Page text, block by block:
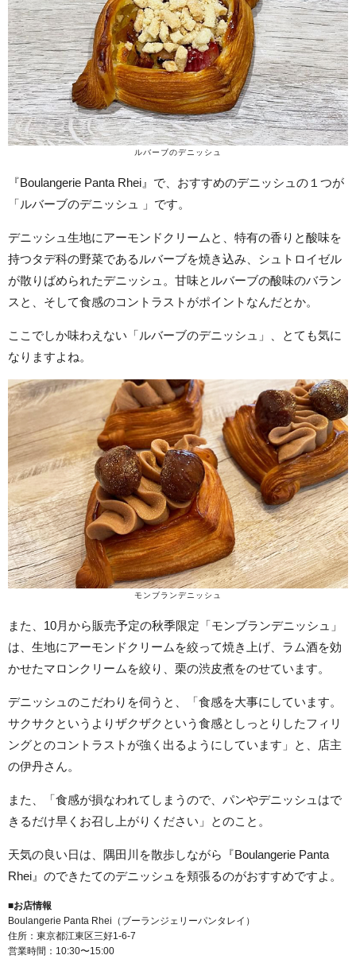
ルバーブのデニッシュ
『Boulangerie Panta Rhei』で、おすすめのデニッシュの１つが
「ルバーブのデニッシュ 」です。
デニッシュ生地にアーモンドクリームと、特有の香りと酸味を
持つタデ科の野菜であるルバーブを焼き込み、シュトロイゼル
が散りばめられたデニッシュ。甘味とルバーブの酸味のバラン
スと、そして食感のコントラストがポイントなんだとか。
ここでしか味わえない「ルバーブのデニッシュ」、とても気に
なりますよね。
モンブランデニッシュ
また、10月から販売予定の秋季限定「モンブランデニッシュ」
は、生地にアーモンドクリームを絞って焼き上げ、ラム酒を効
かせたマロンクリームを絞り、栗の渋皮煮をのせています。
デニッシュのこだわりを伺うと、「食感を大事にしています。
サクサクというよりザクザクという食感としっとりしたフィリ
ングとのコントラストが強く出るようにしています」と、店主
の伊丹さん。
また、「食感が損なわれてしまうので、パンやデニッシュはで
きるだけ早くお召し上がりください」とのこと。
天気の良い日は、隅田川を散歩しながら『Boulangerie Panta
Rhei』のできたてのデニッシュを頬張るのがおすすめですよ。
■お店情報
Boulangerie Panta Rhei（ブーランジェリーパンタレイ）
住所：東京都江東区三好1-6-7
営業時間：10:30〜15:00